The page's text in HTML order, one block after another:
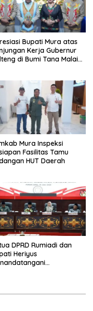
Bupati Mura atas
Kerja Gubernur
di Bumi Tana Malai
Mura Inspeksi
Fasilitas Tamu
HUT Daerah
DPRD Rumiadi dan
Heriyus